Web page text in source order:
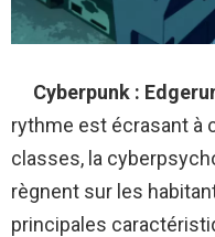
Cyberpunk :
rythme est écrasant à
classes, la
règnent sur les
principales